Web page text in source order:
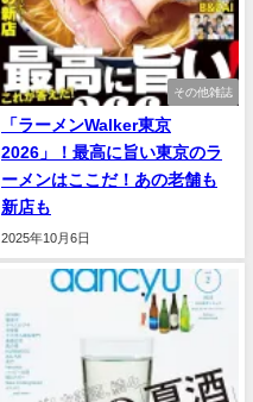
その他雑誌
「ラーメンWalker東京
2026」！最高に旨い東京のラ
ーメンはここだ！あの老舗も
新店も
2025年10月6日